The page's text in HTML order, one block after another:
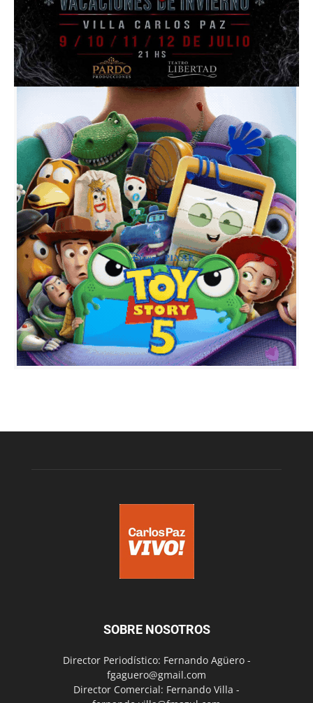
SOBRE NOSOTROS
Director Periodístico: Fernando Agüero -
fgaguero@gmail.com
Director Comercial: Fernando Villa -